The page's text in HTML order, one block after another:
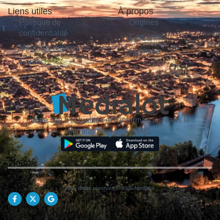
Liens utiles
Politique de
confidentialité
Mentions légales
Contact
À propos
Origines
Carrières
Publicité
Votre site d'actualités et d'informations dans le
département du Lot (46).
Tous droits réservés © 2026 Medialot.